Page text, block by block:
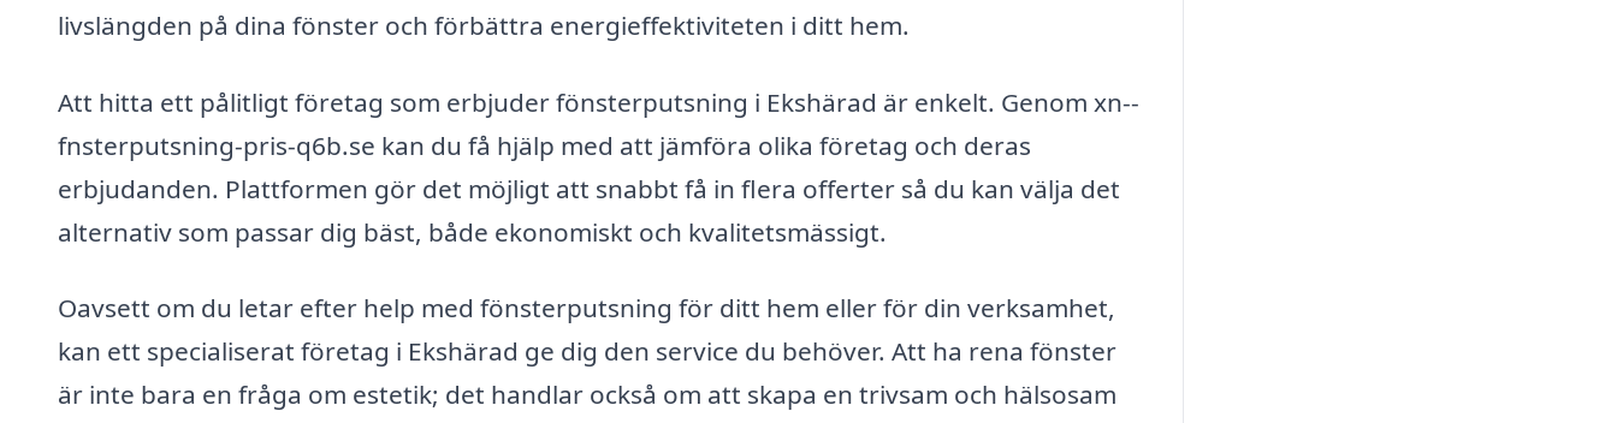
livslängden på dina fönster och förbättra energieffektiviteten i ditt hem.
Att hitta ett pålitligt företag som erbjuder fönsterputsning i Ekshärad är enkelt. Genom xn--
fnsterputsning-pris-q6b.se kan du få hjälp med att jämföra olika företag och deras
erbjudanden. Plattformen gör det möjligt att snabbt få in flera offerter så du kan välja det
alternativ som passar dig bäst, både ekonomiskt och kvalitetsmässigt.
Oavsett om du letar efter help med fönsterputsning för ditt hem eller för din verksamhet,
kan ett specialiserat företag i Ekshärad ge dig den service du behöver. Att ha rena fönster
är inte bara en fråga om estetik; det handlar också om att skapa en trivsam och hälsosam